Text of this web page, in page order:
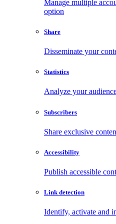
Manage multiple
option
Share
Disseminate your
Statistics
Analyze your
Subscribers
Share exclusive
Accessibility
Publish accessible
Link detection
Identify, activate and